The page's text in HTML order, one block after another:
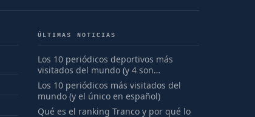
ÚLTIMAS NOTICIAS
Los 10 periódicos deportivos más
visitados del mundo (y 4 son
españoles)
Los 10 periódicos más visitados del
mundo (y el único en español)
Qué es el ranking Tranco y por qué lo